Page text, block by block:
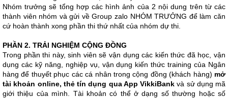
Nhóm trưởng sẽ tổng hợp các hình ảnh của 2 nội dung trên từ các
thành viên nhóm và gửi về Group zalo NHÓM TRƯỞNG để làm căn
cứ hoàn thành xong phần thi thứ nhất của nhóm dự thi.
PHẦN 2. TRẢI NGHIỆM CỘNG ĐỒNG
Trong phần thi này, sinh viên sẽ vận dụng các kiến thức đã học, vận
dụng các kỹ năng, nghiệp vụ, vận dụng kiến thức training của Ngân
hàng để thuyết phục các cá nhân trong cộng đồng (khách hàng) mở
tài khoản online, thẻ tín dụng qua App VikkiBank và sử dụng mã
giới thiệu của mình. Tài khoản có thể ở dạng số thường hoặc số